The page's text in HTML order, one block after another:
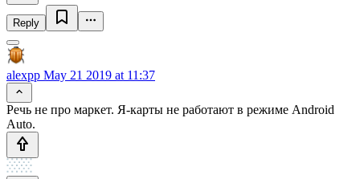
Reply
alexpp May 21 2019 at 11:37
Речь не про маркет. Я-карты не работают в режиме Android
Auto.